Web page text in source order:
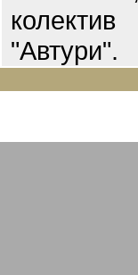
колектив
"Автури".